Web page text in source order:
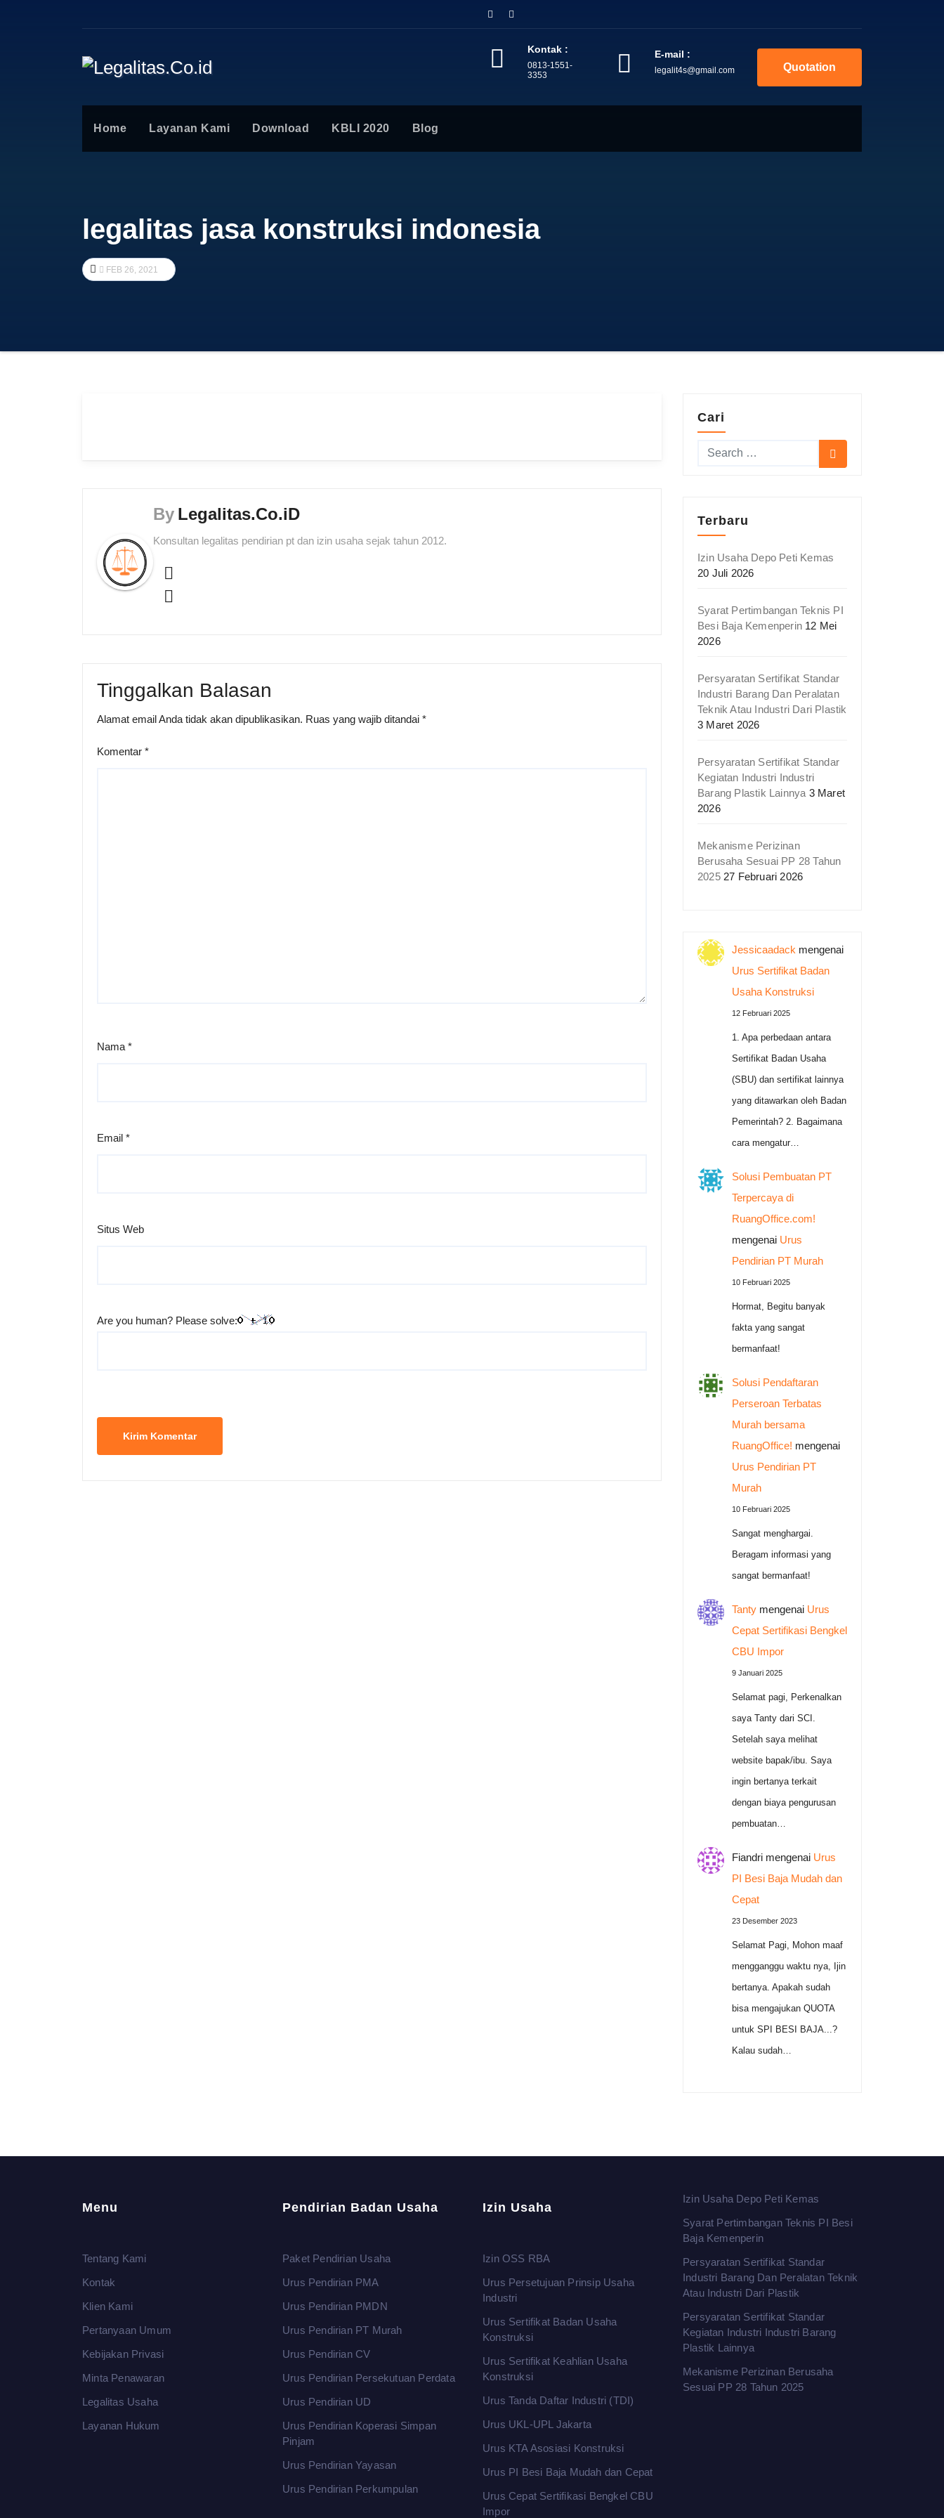
Kontak :
0813-1551-
3353
E-mail :
legalit4s@gmail.com Quotation
Home Layanan Kami Download KBLI 2020 Blog
legalitas jasa konstruksi indonesia
FEB 26, 2021
By Legalitas.Co.iD
Konsultan legalitas pendirian pt dan izin usaha sejak tahun 2012.
Tinggalkan Balasan
Alamat email Anda tidak akan dipublikasikan. Ruas yang wajib ditandai *
Komentar *
Nama *
Email *
Situs Web
Are you human? Please solve:
Cari
Terbaru
Izin Usaha Depo Peti Kemas
20 Juli 2026
Syarat Pertimbangan Teknis PI
Besi Baja Kemenperin 12 Mei
2026
Persyaratan Sertifikat Standar
Industri Barang Dan Peralatan
Teknik Atau Industri Dari Plastik
3 Maret 2026
Persyaratan Sertifikat Standar
Kegiatan Industri Industri
Barang Plastik Lainnya 3 Maret
2026
Mekanisme Perizinan
Berusaha Sesuai PP 28 Tahun
2025 27 Februari 2026
Jessicaadack mengenai
Urus Sertifikat Badan
Usaha Konstruksi
12 Februari 2025
1. Apa perbedaan antara
Sertifikat Badan Usaha
(SBU) dan sertifikat lainnya
yang ditawarkan oleh Badan
Pemerintah? 2. Bagaimana
cara mengatur…
Solusi Pembuatan PT
Terpercaya di
RuangOffice.com!
mengenai Urus
Pendirian PT Murah
10 Februari 2025
Hormat, Begitu banyak
fakta yang sangat
bermanfaat!
Solusi Pendaftaran
Perseroan Terbatas
Murah bersama
RuangOffice! mengenai
Urus Pendirian PT
Murah
10 Februari 2025
Sangat menghargai.
Beragam informasi yang
sangat bermanfaat!
Tantymengenai Urus
Cepat Sertifikasi Bengkel
CBU Impor
9 Januari 2025
Selamat pagi, Perkenalkan
saya Tanty dari SCI.
Setelah saya melihat
website bapak/ibu. Saya
ingin bertanya terkait
dengan biaya pengurusan
pembuatan…
Fiandrimengenai Urus
PI Besi Baja Mudah dan
Cepat
23 Desember 2023
Selamat Pagi, Mohon maaf
mengganggu waktu nya, Ijin
bertanya. Apakah sudah
bisa mengajukan QUOTA
untuk SPI BESI BAJA...?
Kalau sudah…
Menu
Tentang Kami
Kontak
Klien Kami
Pertanyaan Umum
Kebijakan Privasi
Minta Penawaran
Legalitas Usaha
Layanan Hukum
Pendirian Badan Usaha
Paket Pendirian Usaha
Urus Pendirian PMA
Urus Pendirian PMDN
Urus Pendirian PT Murah
Urus Pendirian CV
Urus Pendirian Persekutuan Perdata
Urus Pendirian UD
Urus Pendirian Koperasi Simpan
Pinjam
Urus Pendirian Yayasan
Urus Pendirian Perkumpulan
Izin Usaha
Izin OSS RBA
Urus Persetujuan Prinsip Usaha
Industri
Urus Sertifikat Badan Usaha
Konstruksi
Urus Sertifikat Keahlian Usaha
Konstruksi
Urus Tanda Daftar Industri (TDI)
Urus UKL-UPL Jakarta
Urus KTA Asosiasi Konstruksi
Urus PI Besi Baja Mudah dan Cepat
Urus Cepat Sertifikasi Bengkel CBU
Impor
Izin Usaha Depo Peti Kemas
Syarat Pertimbangan Teknis PI Besi
Baja Kemenperin
Persyaratan Sertifikat Standar
Industri Barang Dan Peralatan Teknik
Atau Industri Dari Plastik
Persyaratan Sertifikat Standar
Kegiatan Industri Industri Barang
Plastik Lainnya
Mekanisme Perizinan Berusaha
Sesuai PP 28 Tahun 2025